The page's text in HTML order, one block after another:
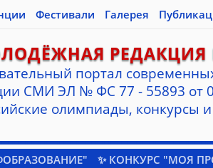
Фестивали Галерея
портал
СМИ ЭЛ № ФС 77 - 55893 от
олимпиады, конкурсы
✨ КОНКУРС "МОЯ